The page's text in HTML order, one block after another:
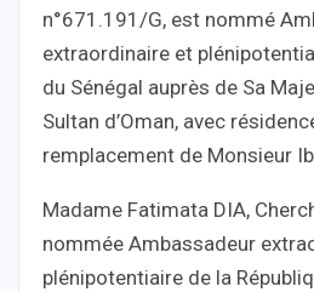
n°671.191/G, est nommé
extraordinaire et
du Sénégal auprès de Sa
Sultan d’Oman, avec
remplacement de Monsieur
Madame Fatimata DIA,
nommée Ambassadeur
plénipotentiaire de la